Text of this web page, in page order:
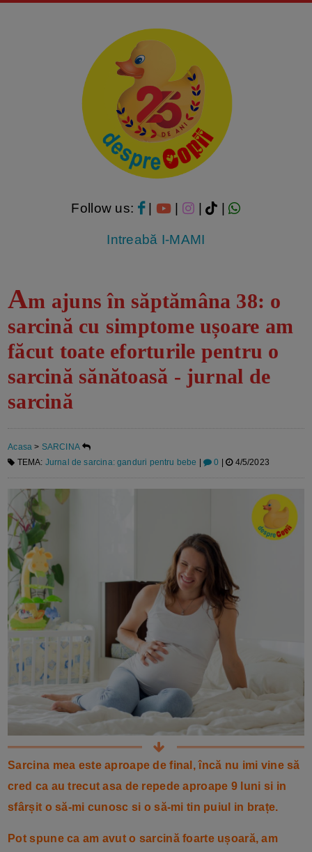
Follow us: | | | |
Intreabă I-MAMI
Am ajuns în săptămâna 38: o
sarcină cu simptome ușoare am
făcut toate eforturile pentru o
sarcină sănătoasă - jurnal de
sarcină
Acasa > SARCINA
TEMA: Jurnal de sarcina: ganduri pentru bebe | 0 | 4/5/2023
Sarcina mea este aproape de final, încă nu imi vine să
cred ca au trecut asa de repede aproape 9 luni si in
sfârșit o să-mi cunosc si o să-mi tin puiul in brațe.
Pot spune ca am avut o sarcină foarte ușoară, am